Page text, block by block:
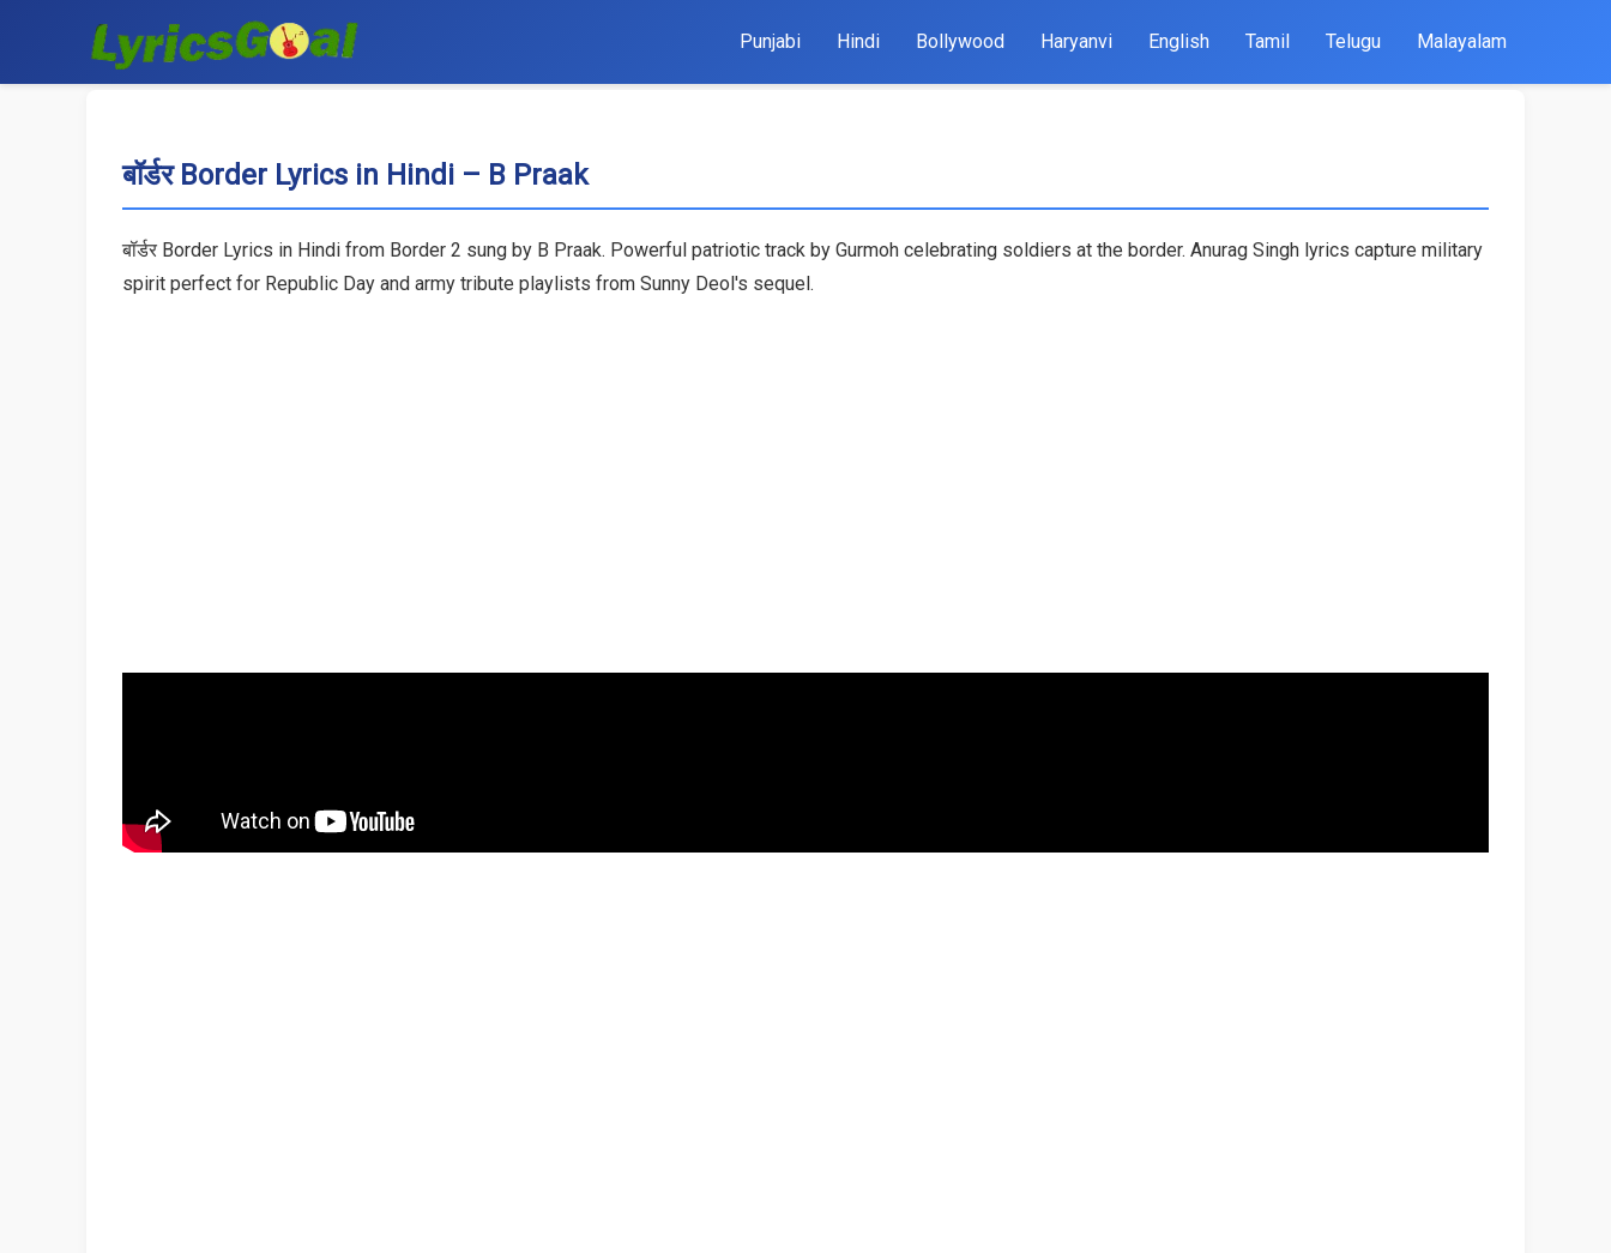
Punjabi Hindi Bollywood Haryanvi English Tamil Telugu Malayalam
बॉर्डर Border Lyrics in Hindi – B Praak
बॉर्डर Border Lyrics in Hindi from Border 2 sung by B Praak. Powerful patriotic track by Gurmoh celebrating soldiers at the border. Anurag Singh lyrics capture military
spirit perfect for Republic Day and army tribute playlists from Sunny Deol's sequel.